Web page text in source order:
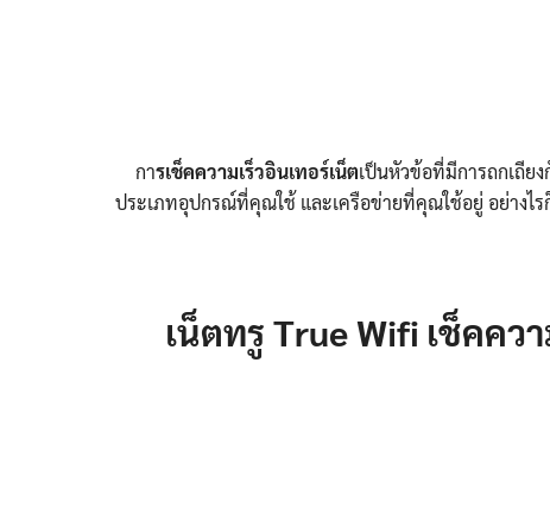
การเช็คความเร็วอินเทอร์เน็ตเป็นหัวข้อที่มีการถกเถีย
ประเภทอุปกรณ์ที่คุณใช้ และเครือข่ายที่คุณใช้อยู่ อย่างไ
เน็ตทรู True Wifi เช็คคว